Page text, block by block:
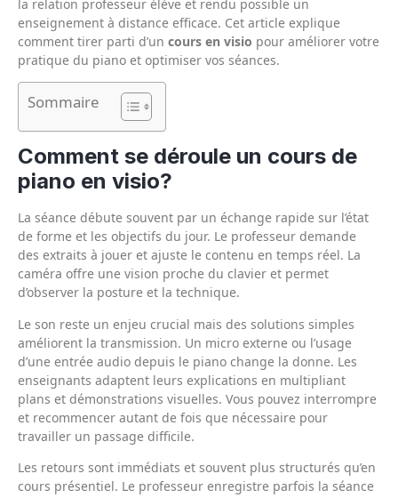
la relation professeur élève et rendu possible un
enseignement à distance efficace. Cet article explique
comment tirer parti d’un cours en visio pour améliorer votre
pratique du piano et optimiser vos séances.
Sommaire
Comment se déroule un cours de
piano en visio?
La séance débute souvent par un échange rapide sur l’état
de forme et les objectifs du jour. Le professeur demande
des extraits à jouer et ajuste le contenu en temps réel. La
caméra offre une vision proche du clavier et permet
d’observer la posture et la technique.
Le son reste un enjeu crucial mais des solutions simples
améliorent la transmission. Un micro externe ou l’usage
d’une entrée audio depuis le piano change la donne. Les
enseignants adaptent leurs explications en multipliant
plans et démonstrations visuelles. Vous pouvez interrompre
et recommencer autant de fois que nécessaire pour
travailler un passage difficile.
Les retours sont immédiats et souvent plus structurés qu’en
cours présentiel. Le professeur enregistre parfois la séance